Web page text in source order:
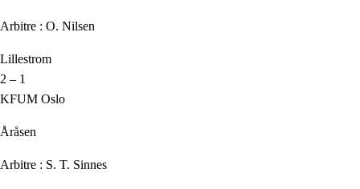
Arbitre : O. Nilsen
Lillestrom
2 – 1
KFUM Oslo
Åråsen
Arbitre : S. T. Sinnes